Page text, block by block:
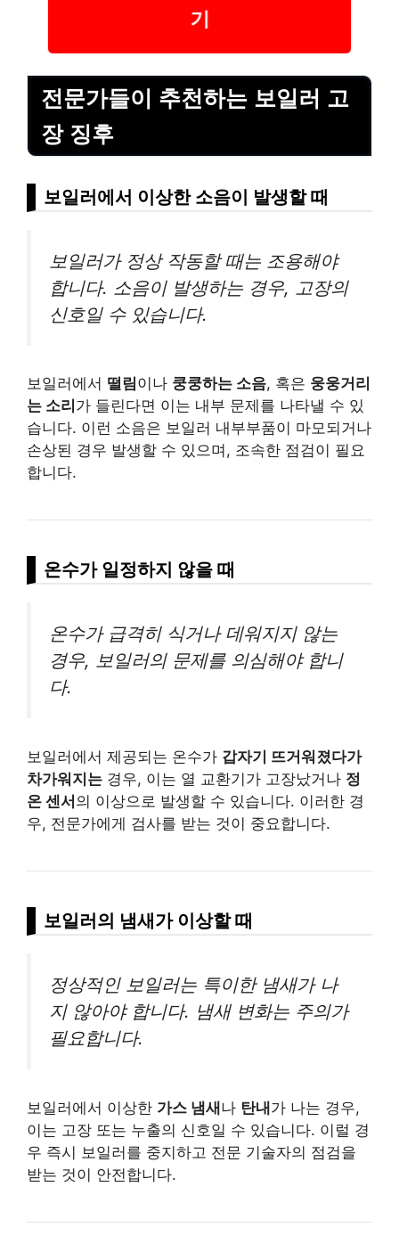
기
전문가들이 추천하는 보일러 고
장 징후
보일러에서 이상한 소음이 발생할 때
보일러가 정상 작동할 때는 조용해야
합니다. 소음이 발생하는 경우, 고장의
신호일 수 있습니다.
보일러에서 떨림이나 쿵쿵하는 소음, 혹은 웅웅거리
는 소리 가 들린다면 이는 내부 문제를 나타낼 수 있
습니다. 이런 소음은 보일러 내부부품이 마모되거나
손상된 경우 발생할 수 있으며, 조속한 점검이 필요
합니다.
온수가 일정하지 않을 때
온수가 급격히 식거나 데워지지 않는
경우, 보일러의 문제를 의심해야 합니
다.
보일러에서 제공되는 온수가 갑자기 뜨거워졌다가
차가워지는 경우, 이는 열 교환기가 고장났거나 정
온 센서의 이상으로 발생할 수 있습니다. 이러한 경
우, 전문가에게 검사를 받는 것이 중요합니다.
보일러의 냄새가 이상할 때
정상적인 보일러는 특이한 냄새가 나
지 않아야 합니다. 냄새 변화는 주의가
필요합니다.
보일러에서 이상한 가스 냄새나 탄내가 나는 경우,
이는 고장 또는 누출의 신호일 수 있습니다. 이럴 경
우 즉시 보일러를 중지하고 전문 기술자의 점검을
받는 것이 안전합니다.